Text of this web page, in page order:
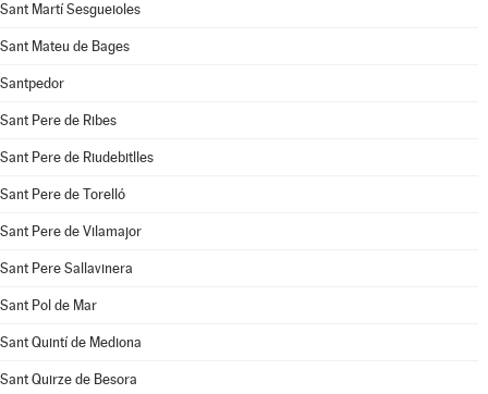
Sant Martí Sesgueioles
Sant Mateu de Bages
Santpedor
Sant Pere de Ribes
Sant Pere de Riudebitlles
Sant Pere de Torelló
Sant Pere de Vilamajor
Sant Pere Sallavinera
Sant Pol de Mar
Sant Quintí de Mediona
Sant Quirze de Besora